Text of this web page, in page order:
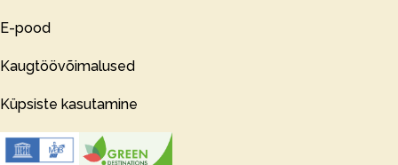
E-pood
Kaugtöövõimalused
Küpsiste kasutamine